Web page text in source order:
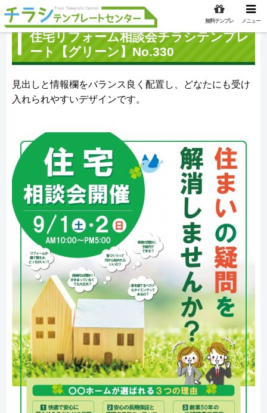
住宅リフォーム相談会チラシテンプレ
ート【グリーン】No.330
見出しと情報欄をバランス良く配置し、どなたにも受け
入れられやすいデザインです。
無料テンプレ メニュー